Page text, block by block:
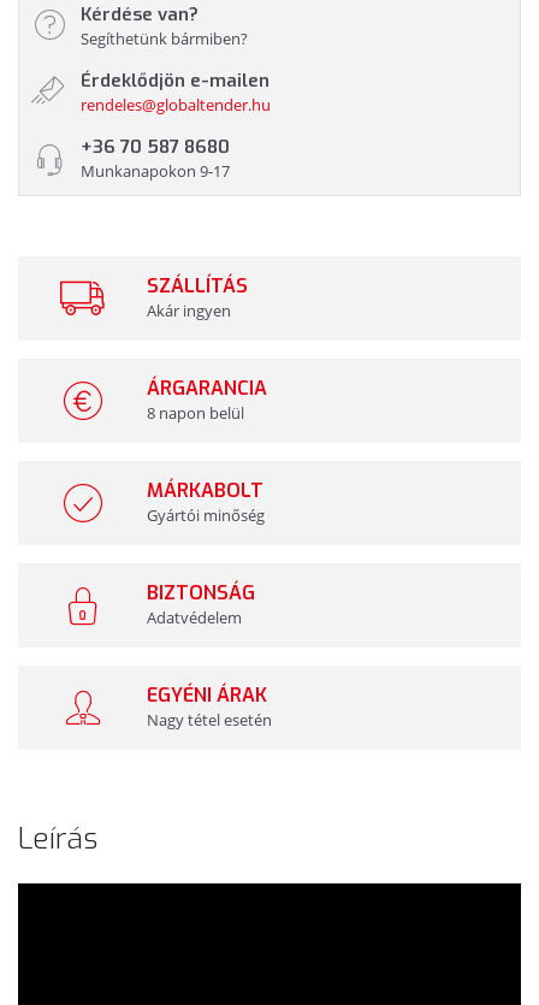
Kérdése van?
Segíthetünk bármiben?
Érdeklődjön e-mailen
rendeles@globaltender.hu
+36 70 587 8680
Munkanapokon 9-17
SZÁLLÍTÁS
Akár ingyen
ÁRGARANCIA
8 napon belül
MÁRKABOLT
Gyártói minőség
BIZTONSÁG
Adatvédelem
EGYÉNI ÁRAK
Nagy tétel esetén
Leírás